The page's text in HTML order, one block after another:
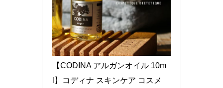
【CODINA アルガンオイル 10m
l】コディナ スキンケア コスメ